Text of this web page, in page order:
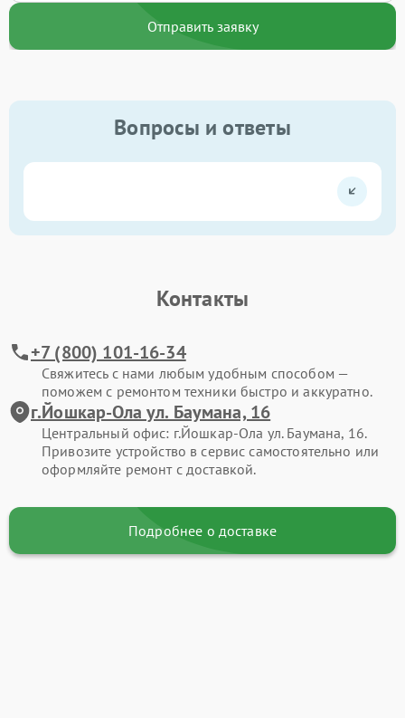
Отправить заявку
Вопросы и ответы
Контакты
+7 (800) 101-16-34
Свяжитесь с нами любым удобным способом —
поможем с ремонтом техники быстро и аккуратно.
г.Йошкар-Ола ул. Баумана, 16
Центральный офис: г.Йошкар-Ола ул. Баумана, 16.
Привозите устройство в сервис самостоятельно или
оформляйте ремонт с доставкой.
Подробнее о доставке